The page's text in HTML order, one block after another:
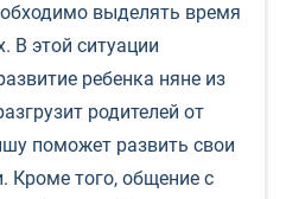
выделять время
В этой ситуации
ребенка няне из
родителей от
поможет развить свои
Кроме того, общение с